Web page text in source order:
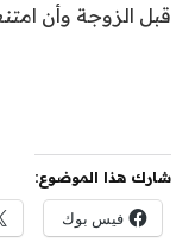
قبل الزوجة وأن
شارك هذا الموضوع:
فيس بوك